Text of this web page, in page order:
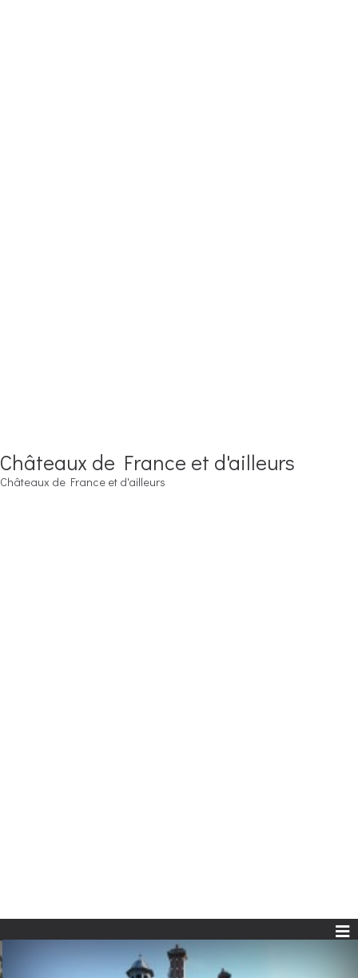
Châteaux de France et d'ailleurs
Châteaux de France et d'ailleurs